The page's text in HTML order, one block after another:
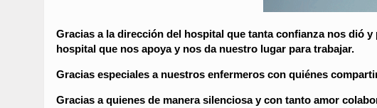
Gracias a la dirección del hospital que tanta confianza nos dió
hospital que nos apoya y nos da nuestro lugar para trabajar.
Gracias especiales a nuestros enfermeros con quiénes
Gracias a quienes de manera silenciosa y con tanto amor